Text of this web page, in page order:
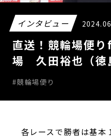
インタビュー
直送！競輪場便
場 久田裕也（徳
#競輪場便り
各レースで勝者は基本